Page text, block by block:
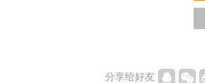
分享给好友